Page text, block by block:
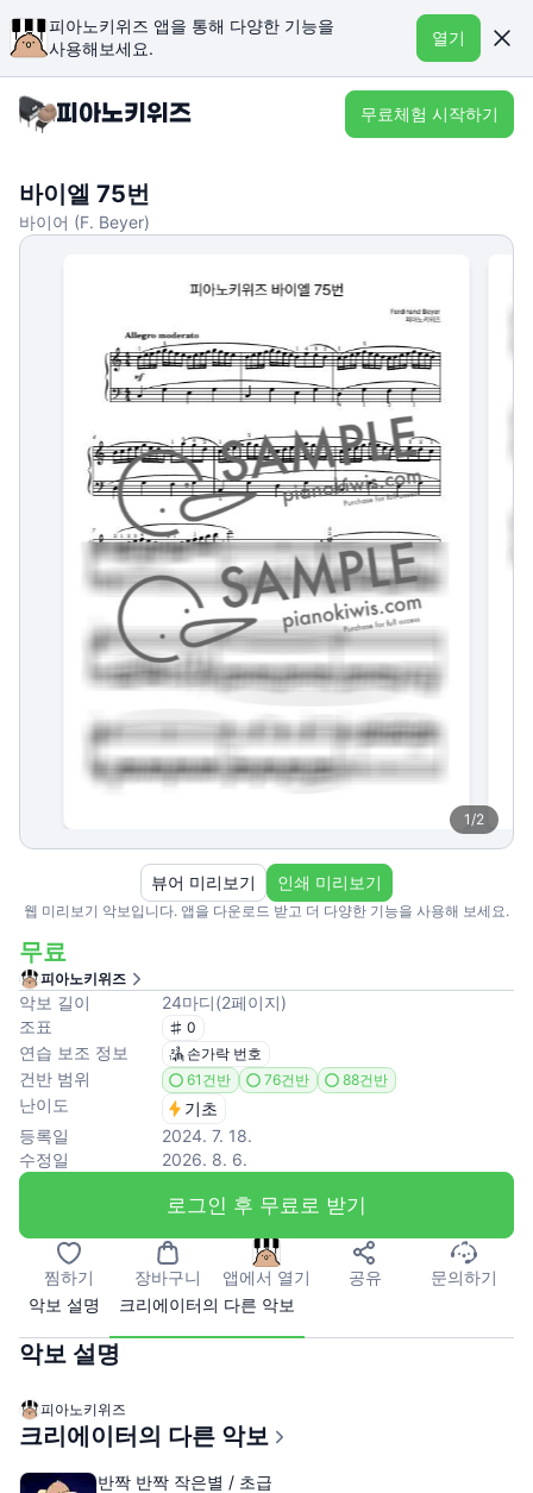
피아노키위즈 앱을 통해 다양한 기능을
사용해보세요.
열기
무료체험 시작하기
바이엘 75번
바이어 (F. Beyer)
1/2
웹 미리보기 악보입니다. 앱을 다운로드 받고 더 다양한 기능을 사용해 보세요.
뷰어 미리보기 인쇄 미리보기
무료
피아노키위즈
악보 길이 24마디(2페이지)
조표
0
연습 보조 정보 손가락 번호
건반 범위 61건반 76건반 88건반
난이도
기초
등록일
2024. 7. 18.
수정일
2026. 8. 6.
로그인 후 무료로 받기
찜하기 장바구니 앱에서 열기 공유
문의하기
악보 설명
크리에이터의 다른 악보
악보 설명
피아노키위즈
크리에이터의 다른 악보
반짝 반짝 작은별 / 초급